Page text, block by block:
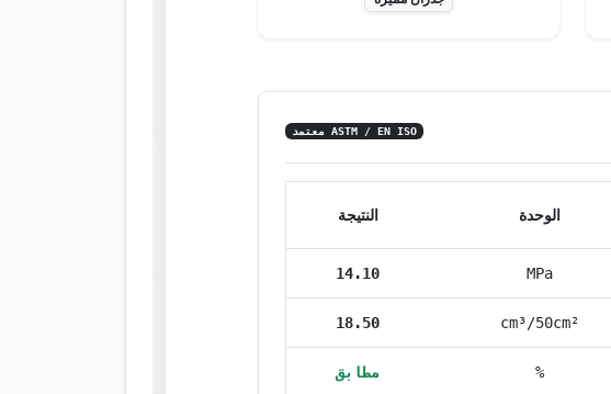
ASTM / EN ISO معتمد
الوحدة النتيجة
MPa
14.10
cm³/50cm²
18.50
% مطابق